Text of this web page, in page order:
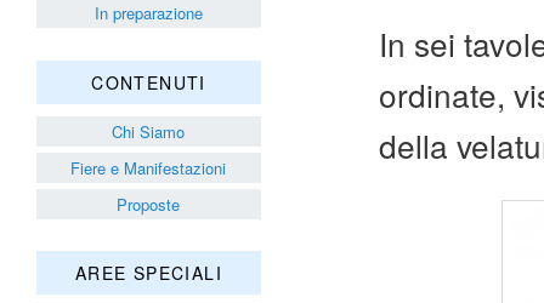
In sei
ordinate,
della
In preparazione
CONTENUTI
Chi Siamo
Fiere e Manifestazioni
Proposte
AREE SPECIALI